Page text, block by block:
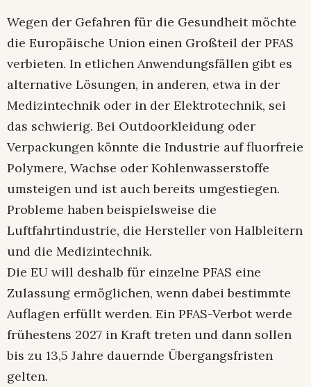
Wegen der Gefahren für die Gesundheit möchte
die Europäische Union einen Großteil der PFAS
verbieten. In etlichen Anwendungsfällen gibt es
alternative Lösungen, in anderen, etwa in der
Medizintechnik oder in der Elektrotechnik, sei
das schwierig. Bei Outdoorkleidung oder
Verpackungen könnte die Industrie auf fluorfreie
Polymere, Wachse oder Kohlenwasserstoffe
umsteigen und ist auch bereits umgestiegen.
Probleme haben beispielsweise die
Luftfahrtindustrie, die Hersteller von Halbleitern
und die Medizintechnik.
Die EU will deshalb für einzelne PFAS eine
Zulassung ermöglichen, wenn dabei bestimmte
Auflagen erfüllt werden. Ein PFAS-Verbot werde
frühestens 2027 in Kraft treten und dann sollen
bis zu 13,5 Jahre dauernde Übergangsfristen
gelten.